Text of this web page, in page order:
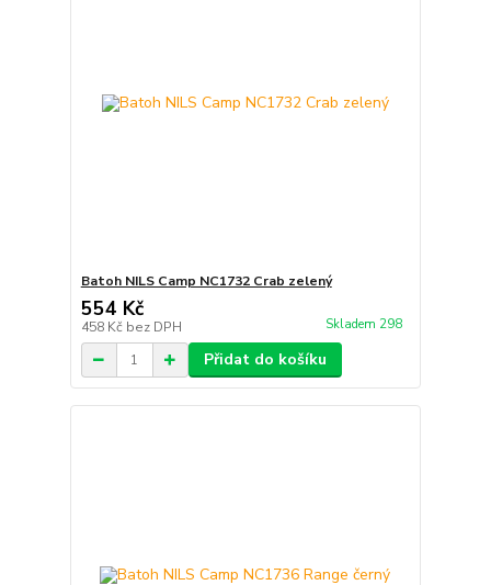
Batoh NILS Camp NC1732 Crab zelený
554 Kč
458 Kč bez DPH Skladem 298
Přidat do košíku